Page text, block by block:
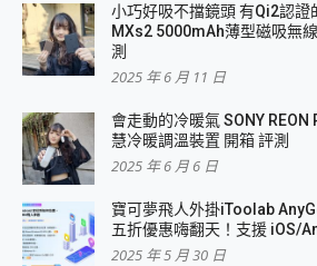
小巧好吸不擋鏡頭 有Qi2認證
MXs2 5000mAh薄型磁吸無
測
2025 年 6 月 11 日
會走動的冷暖氣 SONY REON
慧冷暖調溫裝置 開箱 評測
2025 年 6 月 6 日
寶可夢飛人外掛iToolab
五折優惠嗨翻天！支援 iOS/
2025 年 5 月 30 日